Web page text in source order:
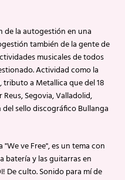
de la autogestión en una
también de la gente de
musicales de todos
Actividad como la
a Metallica que del 18
Segovia, Valladolid,
sello discográfico Bullanga
ve Free", es un tema con
batería y las guitarras en
De culto. Sonido para mí de